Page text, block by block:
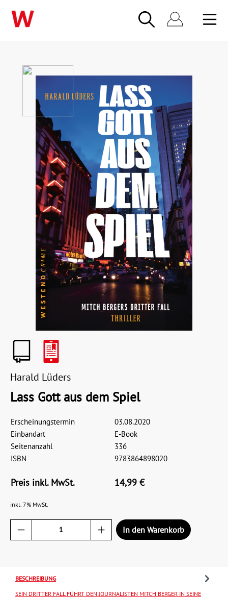
Harald Lüders
Lass Gott aus dem Spiel
Erscheinungstermin
03.08.2020
Einbandart
E-Book
Seitenanzahl
336
ISBN
9783864898020
Preis inkl. MwSt. 14,99 €
inkl. 7% MwSt.
In den Warenkorb
BESCHREIBUNG
SEIN DRITTER FALL FÜHRT DEN JOURNALISTEN MITCH BERGER IN SEINE